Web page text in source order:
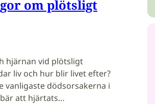
om plötsligt
hjärnan vid plötsligt
liv och hur blir livet efter?
vanligaste dödsorsakerna i
att hjärtats…